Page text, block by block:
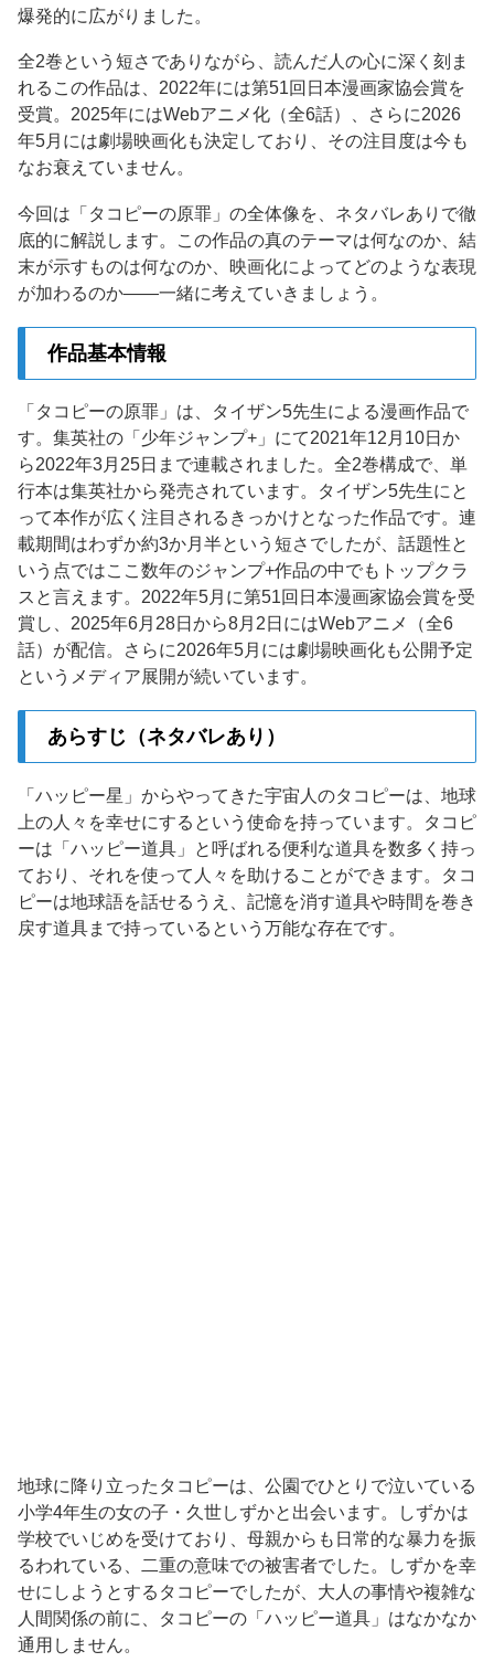
爆発的に広がりました。
全2巻という短さでありながら、読んだ人の心に深く刻ま
れるこの作品は、2022年には第51回日本漫画家協会賞を
受賞。2025年にはWebアニメ化（全6話）、さらに2026
年5月には劇場映画化も決定しており、その注目度は今も
なお衰えていません。
今回は「タコピーの原罪」の全体像を、ネタバレありで徹
底的に解説します。この作品の真のテーマは何なのか、結
末が示すものは何なのか、映画化によってどのような表現
が加わるのか——一緒に考えていきましょう。
作品基本情報
「タコピーの原罪」は、タイザン5先生による漫画作品で
す。集英社の「少年ジャンプ+」にて2021年12月10日か
ら2022年3月25日まで連載されました。全2巻構成で、単
行本は集英社から発売されています。タイザン5先生にと
って本作が広く注目されるきっかけとなった作品です。連
載期間はわずか約3か月半という短さでしたが、話題性と
いう点ではここ数年のジャンプ+作品の中でもトップクラ
スと言えます。2022年5月に第51回日本漫画家協会賞を受
賞し、2025年6月28日から8月2日にはWebアニメ（全6
話）が配信。さらに2026年5月には劇場映画化も公開予定
というメディア展開が続いています。
あらすじ（ネタバレあり）
「ハッピー星」からやってきた宇宙人のタコピーは、地球
上の人々を幸せにするという使命を持っています。タコピ
ーは「ハッピー道具」と呼ばれる便利な道具を数多く持っ
ており、それを使って人々を助けることができます。タコ
ピーは地球語を話せるうえ、記憶を消す道具や時間を巻き
戻す道具まで持っているという万能な存在です。
地球に降り立ったタコピーは、公園でひとりで泣いている
小学4年生の女の子・久世しずかと出会います。しずかは
学校でいじめを受けており、母親からも日常的な暴力を振
るわれている、二重の意味での被害者でした。しずかを幸
せにしようとするタコピーでしたが、大人の事情や複雑な
人間関係の前に、タコピーの「ハッピー道具」はなかなか
通用しません。